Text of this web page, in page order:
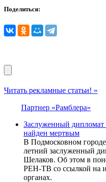
Поделиться:
Читать рекламные статьи! »
Партнер «Рамблера»
Заслуженный
найден мертвым
В Подмосковном
летний заслуженный
Шелаков. Об этом в
РЕН-ТВ со ссылкой на
органах.